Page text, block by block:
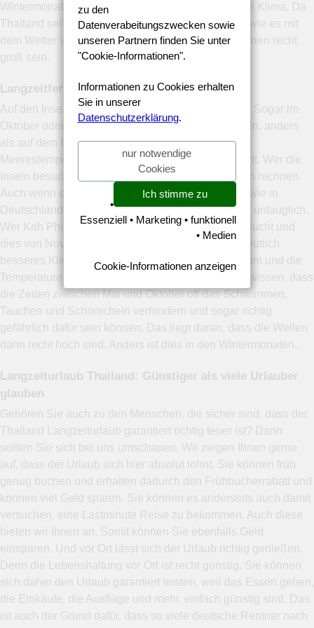
Wintermonate aus und genießen dann das perfekte Klima. Da
Thailand sehr groß ist, sollten Sie vorab schauen, wie es mit
dem Wetter vor Ort aussieht. Die Unterschiede können recht
groß sein.
Langzeitferien, Überwintern Thailand
Auf den Inseln ist es von März bis Juni richtig heiß. Sogar im
Oktober oder November erreichen die Temperaturen, anders
als auf dem Festland, noch bis zu 27 Grad. Die
Meerestemperaturen sind ebenfalls sehr interessant. Wer die
Inseln besucht, muss im Winter oft mit etwas Regen rechnen.
Auch wenn es in diesem Land nicht so viel regnet wie in
Deutschland, ist das Wetter dann oft für das Baden untauglich.
Wer Koh Phi Phi, Krabi, Phuket oder Khao Lak besucht und
dies von November bis Februar macht, kann ein deutlich
besseres Klima genießen. In der Zeit regnet es kaum und die
Temperaturen sind sehr warm. Wichtig ist auch zu wissen, dass
die Zeiten zwischen Mai und Oktober oft das Schwimmen,
Tauchen und Schnorcheln verhindern und sogar richtig
gefährlich dafür sein können. Das liegt daran, dass die Wellen
dann recht hoch sind. Anders ist dies in den Wintermonaten.
Langzeiturlaub Thailand: Günstiger als viele Urlauber
glauben
Gehören Sie auch zu den Menschen, die sicher sind, dass der
Thailand Langzeiturlaub garantiert richtig teuer ist? Dann
sollten Sie sich bei uns umschauen. Wir zeigen Ihnen gerne
auf, dass der Urlaub sich hier absolut lohnt. Sie können früh
genug buchen und erhalten dadurch den Frühbucherrabatt und
können viel Geld sparen. Sie können es anderseits auch damit
versuchen, eine Lastminute Reise zu bekommen. Auch diese
bieten wir Ihnen an. Somit können Sie ebenfalls Geld
einsparen. Und vor Ort lässt sich der Urlaub richtig genießen.
Denn die Lebenshaltung vor Ort ist recht günstig. Sie können
sich daher den Urlaub garantiert leisten, weil das Essen gehen,
die Einkäufe, die Ausflüge und mehr, einfach günstig sind. Das
ist auch der Grund dafür, dass so viele deutsche Rentner nach
zu den
Datenverabeitungszwecken sowie
unseren Partnern finden Sie unter
"Cookie-Informationen".
Informationen zu Cookies erhalten
Sie in unserer
Datenschutzerklärung.
nur notwendige
Cookies
Ich stimme zu
•
Essenziell • Marketing • funktionell
• Medien
Cookie-Informationen anzeigen